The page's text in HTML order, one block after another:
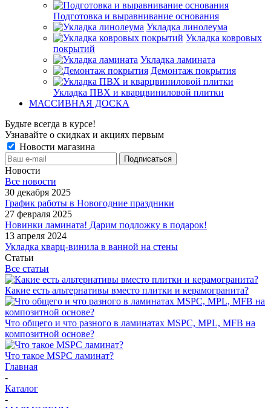
Подготовка и выравнивание основания
Укладка линолеума
Укладка ковровых
покрытий
Укладка ламината
Демонтаж покрытия
Укладка ПВХ и кварцвиниловой плитки
МАССИВНАЯ ДОСКА
Будьте всегда в курсе!
Узнавайте о скидках и акциях первым
Новости магазина
Новости
Все новости
30 декабря 2025
График работы в Новогодние праздники
27 февраля 2025
Новинки ламината! Дарим подложку в подарок!
13 апреля 2024
Укладка кварц-винила в ванной на стены
Статьи
Все статьи
Какие есть альтернативы вместо плитки и керамогранита?
Что общего и что разного в ламинатах MSPC, MPL, MFB на
композитной основе?
Что такое MSPC ламинат?
Главная
-
Каталог
-